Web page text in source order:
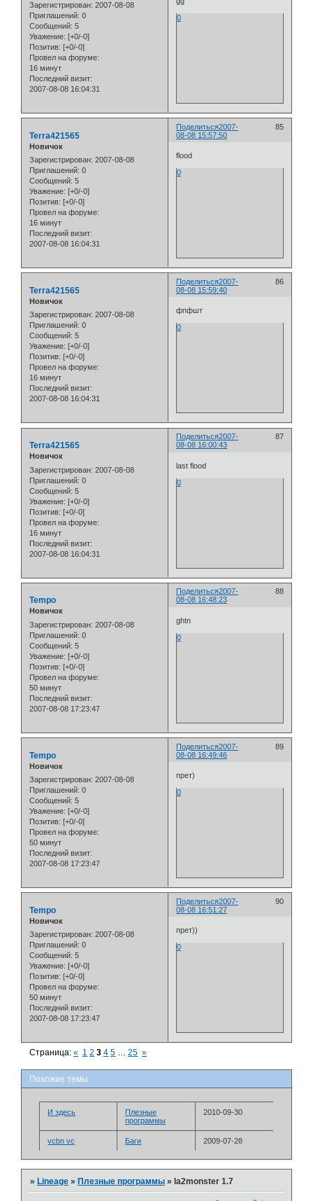
Зарегистрирован: 2007-08-08
Приглашений: 0
Сообщений: 5
Уважение: [+0/-0]
Позитив: [+0/-0]
Провел на форуме:
16 минут
Последний визит:
2007-08-08 16:04:31
0
Поделиться 85
2007-
08-08 15:57:50
Terra421565
Новичок
Зарегистрирован: 2007-08-08
Приглашений: 0
Сообщений: 5
Уважение: [+0/-0]
Позитив: [+0/-0]
Провел на форуме:
16 минут
Последний визит:
2007-08-08 16:04:31
flood
0
Поделиться 86
2007-
08-08 15:59:40
Terra421565
Новичок
Зарегистрирован: 2007-08-08
Приглашений: 0
Сообщений: 5
Уважение: [+0/-0]
Позитив: [+0/-0]
Провел на форуме:
16 минут
Последний визит:
2007-08-08 16:04:31
фпфшт
0
Поделиться 87
2007-
08-08 16:00:43
Terra421565
Новичок
Зарегистрирован: 2007-08-08
Приглашений: 0
Сообщений: 5
Уважение: [+0/-0]
Позитив: [+0/-0]
Провел на форуме:
16 минут
Последний визит:
2007-08-08 16:04:31
last flood
0
Поделиться 88
2007-
08-08 16:48:23
Tempo
Новичок
Зарегистрирован: 2007-08-08
Приглашений: 0
Сообщений: 5
Уважение: [+0/-0]
Позитив: [+0/-0]
Провел на форуме:
50 минут
Последний визит:
2007-08-08 17:23:47
ghtn
0
Поделиться 89
2007-
08-08 16:49:46
Tempo
Новичок
Зарегистрирован: 2007-08-08
Приглашений: 0
Сообщений: 5
Уважение: [+0/-0]
Позитив: [+0/-0]
Провел на форуме:
50 минут
Последний визит:
2007-08-08 17:23:47
прет)
0
Поделиться 90
2007-
08-08 16:51:27
Tempo
Новичок
Зарегистрирован: 2007-08-08
Приглашений: 0
Сообщений: 5
Уважение: [+0/-0]
Позитив: [+0/-0]
Провел на форуме:
50 минут
Последний визит:
2007-08-08 17:23:47
прет))
0
Страница:« 1 2 3 4 5 … 25 »
Похожие темы
И здесь
Плезные
программы
2010-09-30
vcbn vc Баги 2009-07-28
»Lineage »Плезные программы »la2monster 1.7